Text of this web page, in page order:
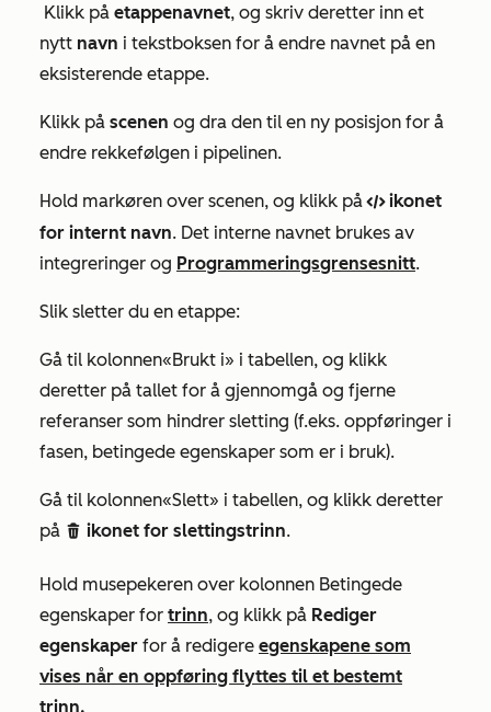
Klikk på etappenavnet, og skriv deretter inn et
nytt navn i tekstboksen for å endre navnet på en
eksisterende etappe.
Klikk på scenen og dra den til en ny posisjon for å
endre rekkefølgen i pipelinen.
Hold markøren over scenen, og klikk påcode ikonet
for internt navn. Det interne navnet brukes av
integreringer og Programmeringsgrensesnitt.
Slik sletter du en etappe:
Gå til kolonnen«Brukt i» i tabellen, og klikk
deretter på tallet for å gjennomgå og fjerne
referanser som hindrer sletting (f.eks. oppføringer i
fasen, betingede egenskaper som er i bruk).
Gå til kolonnen«Slett» i tabellen, og klikk deretter
på delete ikonet for slettingstrinn.
Hold musepekeren over kolonnen Betingede
egenskaper for trinn, og klikk på Rediger
egenskaper for å redigere egenskapene som
vises når en oppføring flyttes til et bestemt
trinn.